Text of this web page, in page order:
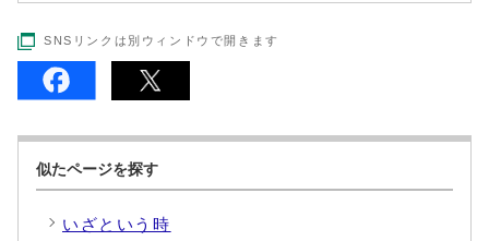
SNSリンクは別ウィンドウで開きます
似たページを探す
いざという時